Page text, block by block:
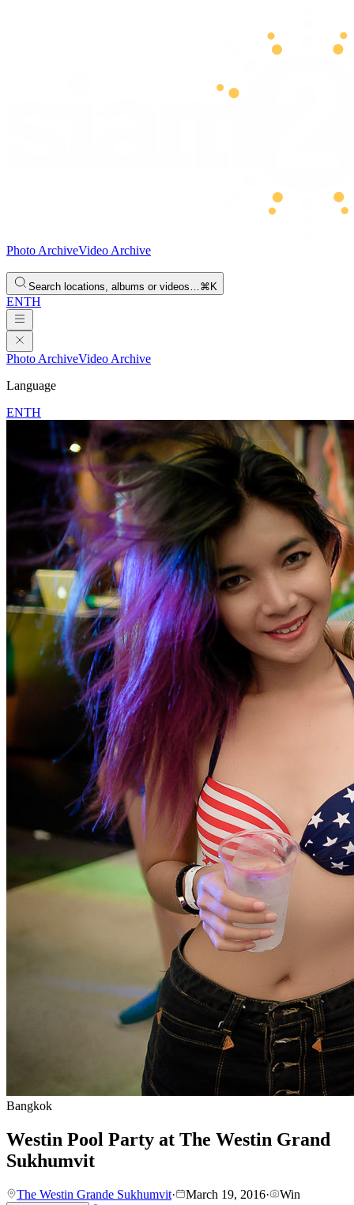
Photo ArchiveVideo Archive
Search locations, albums or videos…⌘K
ENTH
Photo ArchiveVideo Archive
Language
ENTH
Bangkok
Westin Pool Party at The Westin Grand
Sukhumvit
The Westin Grande Sukhumvit· March 19, 2016· Win